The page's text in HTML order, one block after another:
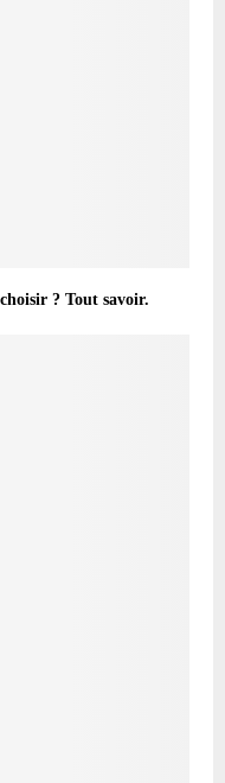
? Tout savoir.